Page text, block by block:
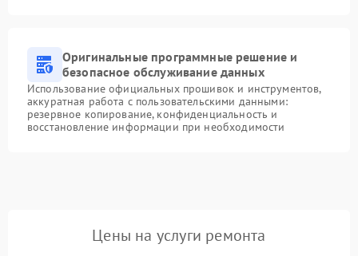
Оригинальные программные решение и
безопасное обслуживание данных
Использование официальных прошивок и инструментов,
аккуратная работа с пользовательскими данными:
резервное копирование, конфиденциальность и
восстановление информации при необходимости
Цены на услуги ремонта